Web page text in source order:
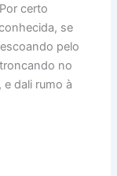
certo
se
pelo
no
e dali rumo à